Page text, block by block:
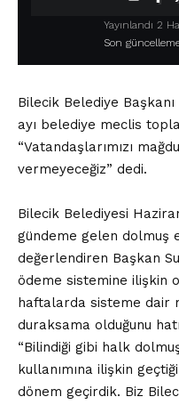
Son
Yayınlandı 2
Bilecik Belediye
ayı belediye meclis
“Vatandaşlarımızı
vermeyeceğiz” dedi.
Bilecik Belediyesi
gündeme gelen dolmuş
değerlendiren Başkan
ödeme sistemine ilişkin
haftalarda sisteme dair
duraksama olduğunu
“Bilindiği gibi halk
kullanımına ilişkin
dönem geçirdik. Biz